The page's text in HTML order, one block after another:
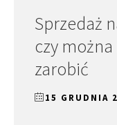
Sprzedaż
czy
zarobić
15 GRUDNIA